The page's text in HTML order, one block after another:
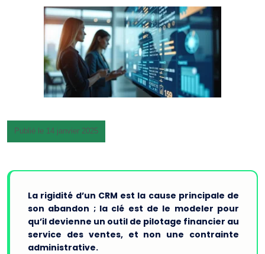
Publié le 14 janvier 2025
La rigidité d’un CRM est la cause principale de
son abandon ; la clé est de le modeler pour
qu’il devienne un outil de pilotage financier au
service des ventes, et non une contrainte
administrative.